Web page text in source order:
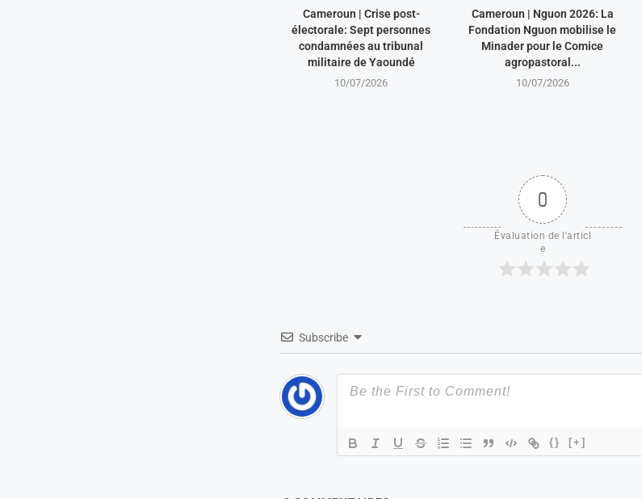
Cameroun | Crise post-
électorale: Sept personnes
condamnées au tribunal
militaire de Yaoundé
10/07/2026
Cameroun | Nguon 2026: La
Fondation Nguon mobilise le
Minader pour le Comice
agropastoral...
10/07/2026
0
Évaluation de l'articl
e
Subscribe
{} [+]